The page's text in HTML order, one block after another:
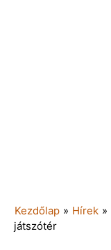
Kezdőlap » Hírek »
játszótér